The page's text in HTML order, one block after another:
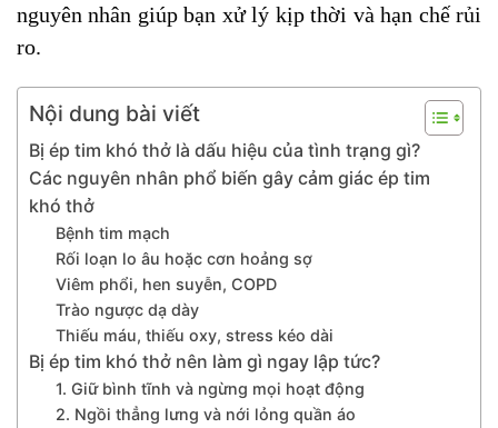
nguyên nhân giúp bạn xử lý kịp thời và hạn chế rủi
ro.
Nội dung bài viết
Bị ép tim khó thở là dấu hiệu của tình trạng gì?
Các nguyên nhân phổ biến gây cảm giác ép tim
khó thở
Bệnh tim mạch
Rối loạn lo âu hoặc cơn hoảng sợ
Viêm phổi, hen suyễn, COPD
Trào ngược dạ dày
Thiếu máu, thiếu oxy, stress kéo dài
Bị ép tim khó thở nên làm gì ngay lập tức?
1. Giữ bình tĩnh và ngừng mọi hoạt động
2. Ngồi thẳng lưng và nới lỏng quần áo